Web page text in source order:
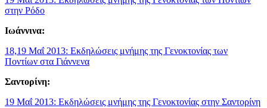
στην Ρόδο
Ιωάννινα:
18,19 Μαΐ 2013: Εκδηλώσεις μνήμης της Γενοκτονίας των
Ποντίων στα Γιάννενα
Σαντορίνη:
19 Μαΐ 2013: Εκδηλώσεις μνήμης της Γενοκτονίας στην Σαντορίνη